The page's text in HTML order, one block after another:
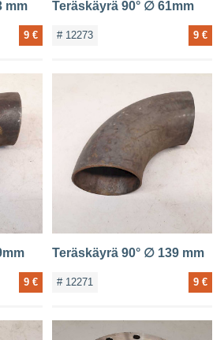
mm
9 €
Teräskäyrä 90° ∅ 61mm
# 12273 9 €
9 €
Teräskäyrä 90° ∅ 139 mm
# 12271 9 €